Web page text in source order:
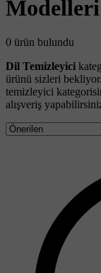
Modelleri
0 ürün bulundu
Dil Temizleyici
ürünü sizleri
temizleyici
alışveriş